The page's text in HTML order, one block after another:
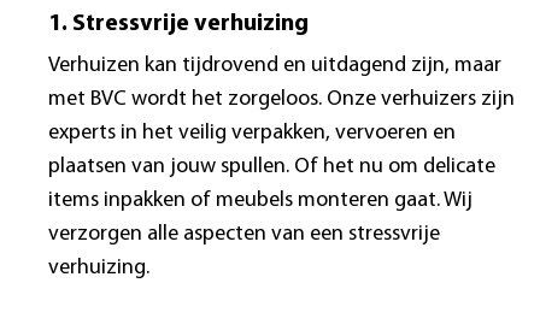
1. Stressvrije verhuizing
Verhuizen kan tijdrovend en uitdagend zijn, maar
met BVC wordt het zorgeloos. Onze verhuizers zijn
experts in het veilig verpakken, vervoeren en
plaatsen van jouw spullen. Of het nu om delicate
items inpakken of meubels monteren gaat. Wij
verzorgen alle aspecten van een stressvrije
verhuizing.